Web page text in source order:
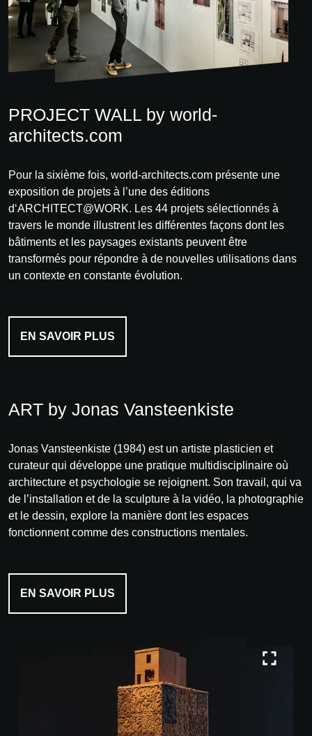
PROJECT WALL by world-
architects.com
Pour la sixième fois, world-architects.com présente une
exposition de projets à l’une des éditions
d‘ARCHITECT@WORK. Les 44 projets sélectionnés à
travers le monde illustrent les différentes façons dont les
bâtiments et les paysages existants peuvent être
transformés pour répondre à de nouvelles utilisations dans
un contexte en constante évolution.
EN SAVOIR PLUS
ART by Jonas Vansteenkiste
Jonas Vansteenkiste (1984) est un artiste plasticien et
curateur qui développe une pratique multidisciplinaire où
architecture et psychologie se rejoignent. Son travail, qui va
de l’installation et de la sculpture à la vidéo, la photographie
et le dessin, explore la manière dont les espaces
fonctionnent comme des constructions mentales.
EN SAVOIR PLUS